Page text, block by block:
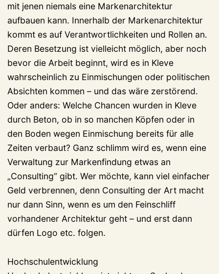
mit jenen niemals eine Markenarchitektur
aufbauen kann. Innerhalb der Markenarchitektur
kommt es auf Verantwortlichkeiten und Rollen an.
Deren Besetzung ist vielleicht möglich, aber noch
bevor die Arbeit beginnt, wird es in Kleve
wahrscheinlich zu Einmischungen oder politischen
Absichten kommen – und das wäre zerstörend.
Oder anders: Welche Chancen wurden in Kleve
durch Beton, ob in so manchen Köpfen oder in
den Boden wegen Einmischung bereits für alle
Zeiten verbaut? Ganz schlimm wird es, wenn eine
Verwaltung zur Markenfindung etwas an
„Consulting“ gibt. Wer möchte, kann viel einfacher
Geld verbrennen, denn Consulting der Art macht
nur dann Sinn, wenn es um den Feinschliff
vorhandener Architektur geht – und erst dann
dürfen Logo etc. folgen.
Hochschulentwicklung